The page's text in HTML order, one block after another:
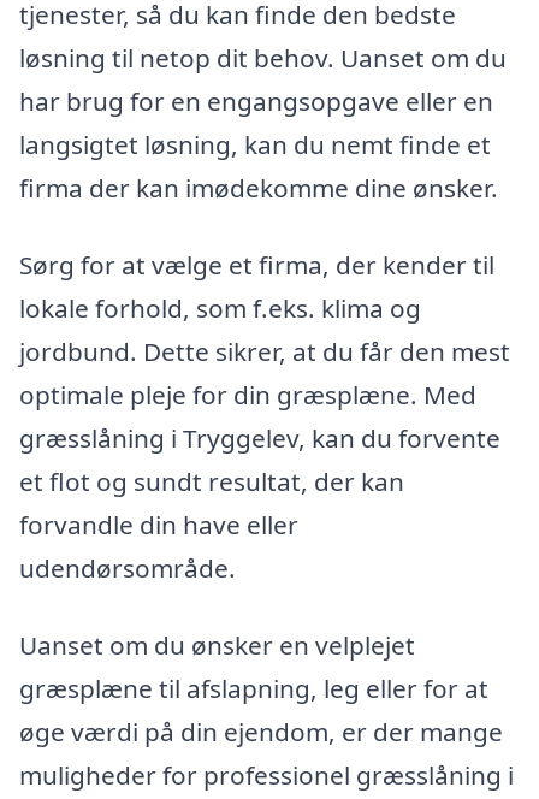
tjenester, så du kan finde den bedste
løsning til netop dit behov. Uanset om du
har brug for en engangsopgave eller en
langsigtet løsning, kan du nemt finde et
firma der kan imødekomme dine ønsker.
Sørg for at vælge et firma, der kender til
lokale forhold, som f.eks. klima og
jordbund. Dette sikrer, at du får den mest
optimale pleje for din græsplæne. Med
græsslåning i Tryggelev, kan du forvente
et flot og sundt resultat, der kan
forvandle din have eller
udendørsområde.
Uanset om du ønsker en velplejet
græsplæne til afslapning, leg eller for at
øge værdi på din ejendom, er der mange
muligheder for professionel græsslåning i